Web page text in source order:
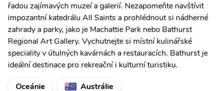
řadou zajímavých muzeí a galerií. Nezapomeňte navštívit
impozantní katedrálu All Saints a prohlédnout si nádherné
zahrady a parky, jako je Machattie Park nebo Bathurst
Regional Art Gallery. Vychutnejte si místní kulinářské
speciality v útulných kavárnách a restauracích. Bathurst je
ideální destinace pro rekreační i kulturní turistiku.
Oceánie
Austrálie